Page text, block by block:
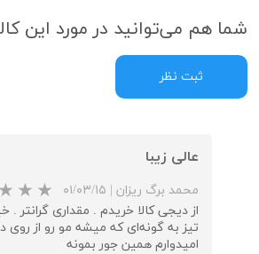
شما هم می‌توانید در مورد این
ثبت نظر
عالی زیبا
محمد برگ ریزان | ۰۱/۰۳/۱۵
از دیجی کالا خریدم . مقداری گرانتر
تیز به گونه‌ای که میشه مو رو از روی
امیدوارم همین جور بمونه